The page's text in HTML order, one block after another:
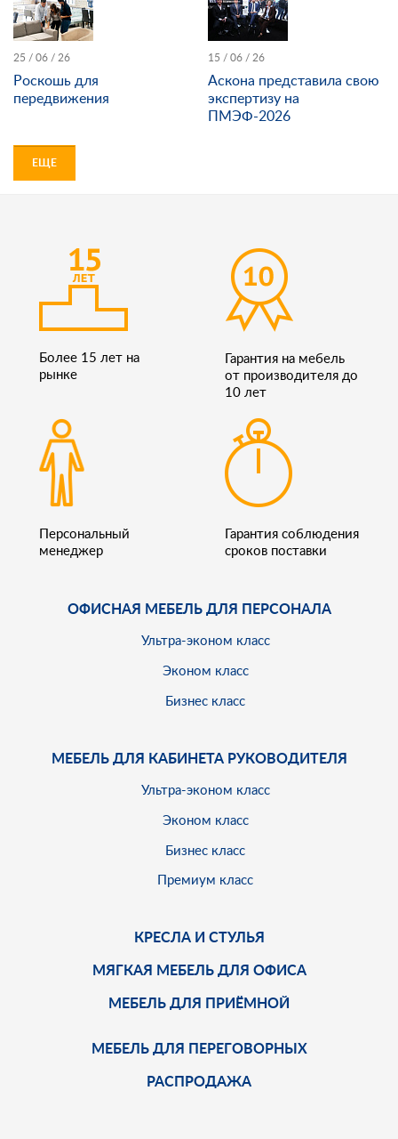
25 / 06 / 26
Роскошь для
передвижения
15 / 06 / 26
Аскона представила свою
экспертизу на
ПМЭФ-2026
ЕЩЕ
Более 15 лет на
рынке
Гарантия на мебель
от производителя до
10 лет
Персональный
менеджер
Гарантия соблюдения
сроков поставки
ОФИСНАЯ МЕБЕЛЬ ДЛЯ ПЕРСОНАЛА
Ультра-эконом класс
Эконом класс
Бизнес класс
МЕБЕЛЬ ДЛЯ КАБИНЕТА РУКОВОДИТЕЛЯ
Ультра-эконом класс
Эконом класс
Бизнес класс
Премиум класс
КРЕСЛА И СТУЛЬЯ
МЯГКАЯ МЕБЕЛЬ ДЛЯ ОФИСА
МЕБЕЛЬ ДЛЯ ПРИЁМНОЙ
МЕБЕЛЬ ДЛЯ ПЕРЕГОВОРНЫХ
РАСПРОДАЖА